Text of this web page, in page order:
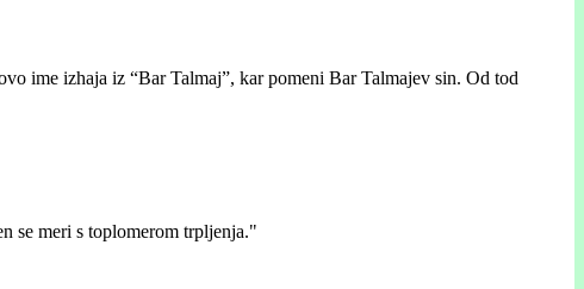
ime izhaja iz “Bar Talmaj”, kar pomeni Bar Talmajev sin. Od tod
se meri s toplomerom trpljenja."